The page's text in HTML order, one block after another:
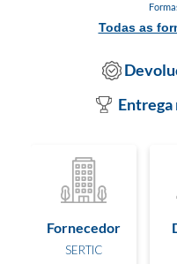
Todas as
Entrega
Fornecedor
SERTIC